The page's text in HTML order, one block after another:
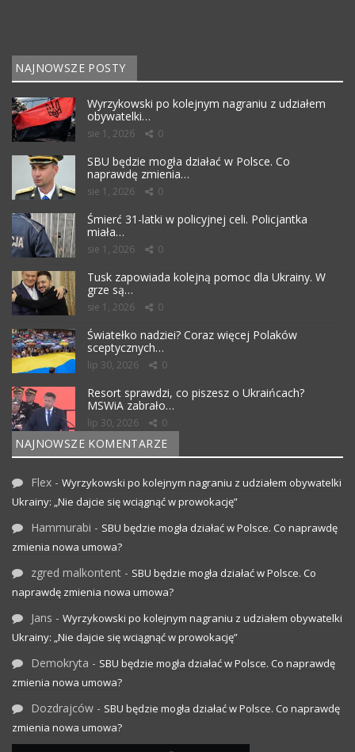
NAJNOWSZE POSTY
Wyrzykowski po kolejnym nagraniu z udziałem
obywatelki…
sie 1, 2026 0
SBU będzie mogła działać w Polsce. Co
naprawdę zmienia…
sie 1, 2026 0
Śmierć 31-latki w policyjnej celi. Policjantka
miała…
sie 1, 2026 0
Tusk zapowiada kolejną pomoc dla Ukrainy. W
grze są…
sie 1, 2026 0
Światełko nadziei? Coraz więcej Polaków
sceptycznych…
lip 30, 2026 0
Resort sprawdzi, co piszesz o Ukraińcach?
MSWiA zabrało…
lip 30, 2026 0
NAJNOWSZE KOMENTARZE
Flex - Wyrzykowski po kolejnym nagraniu z udziałem obywatelki
Ukrainy: „Nie dajcie się wciągnąć w prowokację”
Hammurabi - SBU będzie mogła działać w Polsce. Co naprawdę
zmienia nowa umowa?
zgred malkontent - SBU będzie mogła działać w Polsce. Co
naprawdę zmienia nowa umowa?
Jans - Wyrzykowski po kolejnym nagraniu z udziałem obywatelki
Ukrainy: „Nie dajcie się wciągnąć w prowokację”
Demokryta - SBU będzie mogła działać w Polsce. Co naprawdę
zmienia nowa umowa?
Dozdrajców - SBU będzie mogła działać w Polsce. Co naprawdę
zmienia nowa umowa?